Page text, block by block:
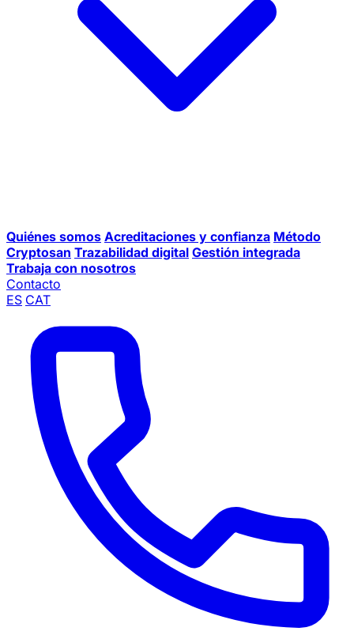
Quiénes somos Acreditaciones y confianza Método
Cryptosan Trazabilidad digital Gestión integrada
Trabaja con nosotros
Contacto
ES CAT